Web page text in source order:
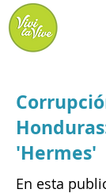
'Hermes'
En esta